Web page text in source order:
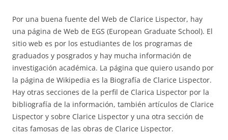
Por una buena fuente del Web de Clarice Lispector, hay
una página de Web de EGS (European Graduate School). El
sitio web es por los estudiantes de los programas de
graduados y posgrados y hay mucha información de
investigación académica. La página que quiero usando por
la página de Wikipedia es la Biografía de Clarice Lispector.
Hay otras secciones de la perfil de Clarica Lispector por la
bibliografía de la información, también artículos de Clarice
Lispector y sobre Clarice Lispector y una otra sección de
citas famosas de las obras de Clarice Lispector.